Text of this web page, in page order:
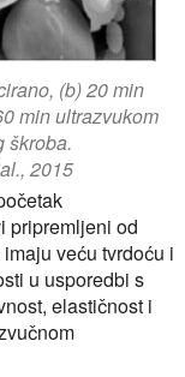
(b) 20 min
min ultrazvukom
škroba.
2015
pripremljeni od
veću tvrdoću i
u usporedbi s
elastičnost i